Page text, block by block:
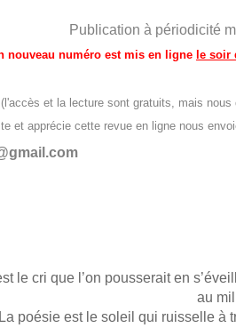
Publication à périodicité
nouveau numéro est mis en ligne le soir
(l'accès et la lecture sont gratuits, mais nous
et apprécie cette revue en ligne nous
le cri que l’on pousserait en
au
La poésie est le soleil qui ruisselle à